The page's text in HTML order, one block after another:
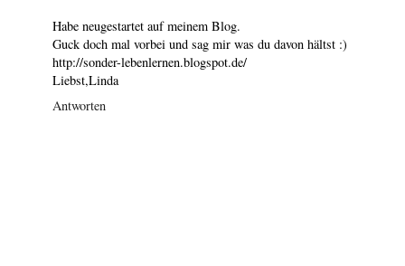
Habe neugestartet auf meinem Blog.
Guck doch mal vorbei und sag mir was du davon hältst :)
http://sonder-lebenlernen.blogspot.de/
Liebst,Linda
Antworten